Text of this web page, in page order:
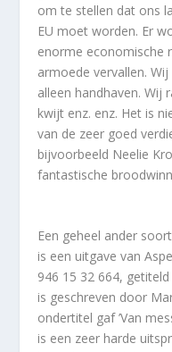
om te stellen dat ons
EU moet worden. Er
enorme economische
armoede vervallen.
alleen handhaven. Wij
kwijt enz. enz. Het is
van de zeer goed
bijvoorbeeld Neelie
fantastische
Een geheel ander
is een uitgave van
946 15 32 664, getiteld
is geschreven door
ondertitel gaf ’Van
is een zeer harde